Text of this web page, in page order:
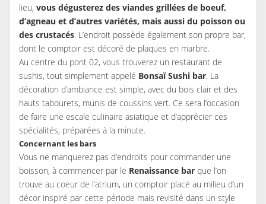
lieu, vous dégusterez des viandes grillées de boeuf,
d’agneau et d’autres variétés, mais aussi du poisson ou
des crustacés. L’endroit possède également son propre bar,
dont le comptoir est décoré de plaques en marbre.
Au centre du pont 02, vous trouverez un restaurant de
sushis, tout simplement appelé Bonsaï Sushi bar. La
décoration d’ambiance est simple, avec du bois clair et des
hauts tabourets, munis de coussins vert. Ce sera l’occasion
de faire une escale culinaire asiatique et d’apprécier ces
spécialités, préparées à la minute.
Concernant les bars
Vous ne manquerez pas d’endroits pour commander une
boisson, à commencer par le Renaissance bar que l’on
trouve au coeur de l’atrium, un comptoir placé au milieu d’un
décor inspiré par cette période mais revisité dans un style